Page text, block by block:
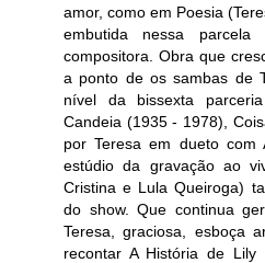
amor, como em Poesia
embutida nessa
compositora. Obra que
a ponto de os sambas de
nível da bissexta
Candeia (1935 - 1978),
por Teresa em dueto com
estúdio da gravação ao
Cristina e Lula Queiroga)
do show. Que continua
Teresa, graciosa, esboça
recontar A História de